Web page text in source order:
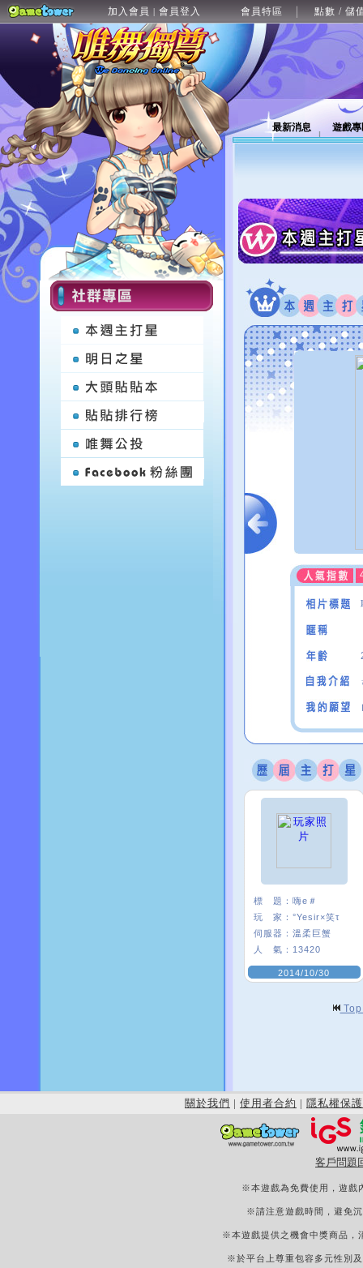
加入會員 | 會員登入 會員特區 點數 / 儲
最新消息 遊戲
標 題： 嗨e＃
玩 家： °Yesir×笑τ
伺服器： 溫柔巨蟹
人 氣： 13420
2014/10/30
關於我們 | 使用者合約 | 隱私權保護
客戶問題
※本遊戲為免費使用，遊戲
※請注意遊戲時間，避免
※本遊戲提供之機會中獎商品，
※於平台上尊重包容多元性別